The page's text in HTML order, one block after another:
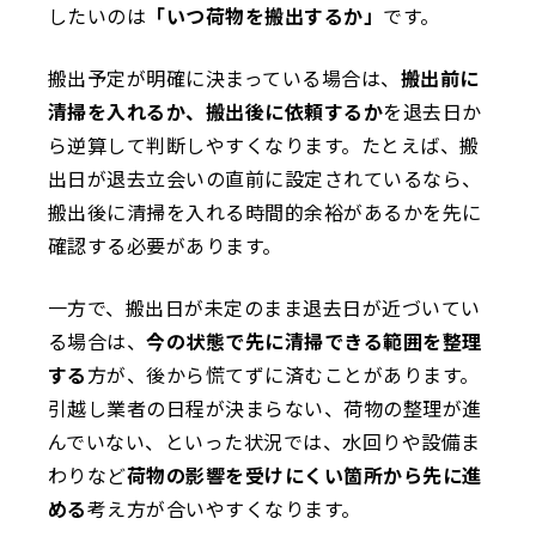
したいのは 「いつ荷物を搬出するか」 です。
搬出予定が明確に決まっている場合は、 搬出前に
清掃を入れるか、搬出後に依頼するかを退去日か
ら逆算して判断しやすくなります。たとえば、搬
出日が退去立会いの直前に設定されているなら、
搬出後に清掃を入れる時間的余裕があるかを先に
確認する必要があります。
一方で、搬出日が未定のまま退去日が近づいてい
る場合は、今の状態で先に清掃できる範囲を整理
する方が、後から慌てずに済むことがあります。
引越し業者の日程が決まらない、荷物の整理が進
んでいない、といった状況では、水回りや設備ま
わりなど荷物の影響を受けにくい箇所から先に進
める考え方が合いやすくなります。